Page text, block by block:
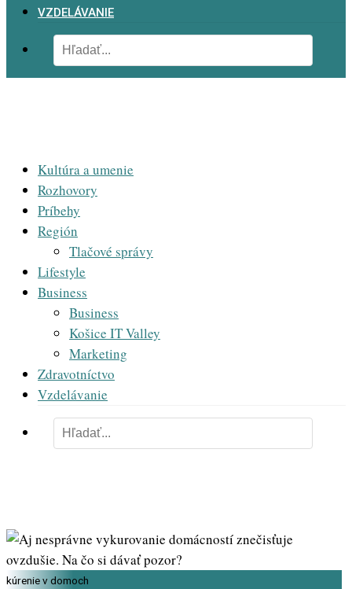
VZDELÁVANIE
Kultúra a umenie
Rozhovory
Príbehy
Región
Tlačové správy
Lifestyle
Business
Business
Košice IT Valley
Marketing
Zdravotníctvo
Vzdelávanie
kúrenie v domoch